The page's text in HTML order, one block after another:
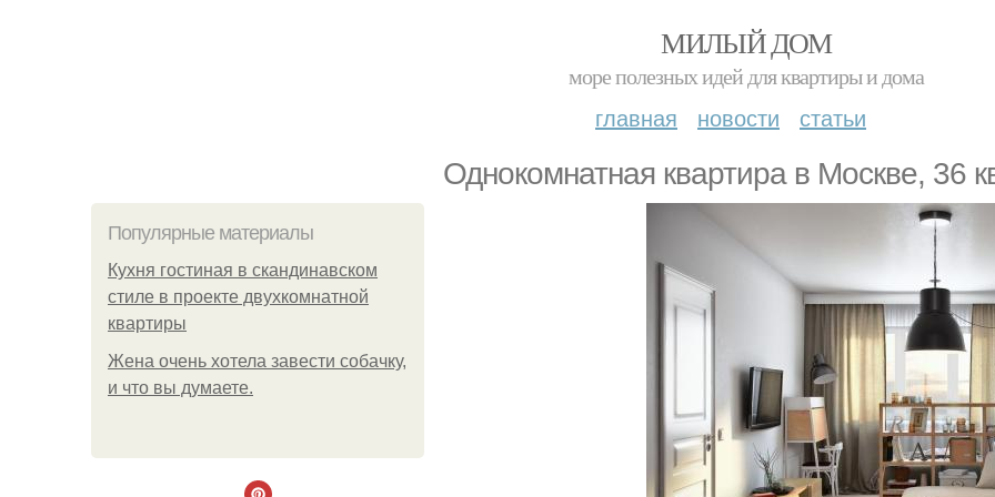
МИЛЫЙ ДОМ
море полезных идей для квартиры и дома
главная новости статьи
Однокомнатная квартира в Москве, 36
Популярные материалы
Кухня гостиная в скандинавском
стиле в проекте двухкомнатной
квартиры
Жена очень хотела завести собачку,
и что вы думаете.